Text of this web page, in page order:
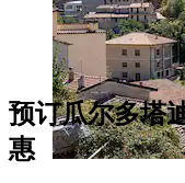
预订瓜尔多塔
惠